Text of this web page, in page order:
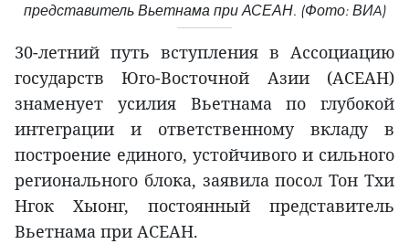
представитель Вьетнама при АСЕАН. (Фото: ВИA)
30-летний путь вступления в Ассоциацию
государств Юго-Восточной Азии (АСЕАН)
знаменует усилия Вьетнама по глубокой
интеграции и ответственному вкладу в
построение единого, устойчивого и сильного
регионального блока, заявила посол Тон Тхи
Нгок Хыонг, постоянный представитель
Вьетнама при АСЕАН.